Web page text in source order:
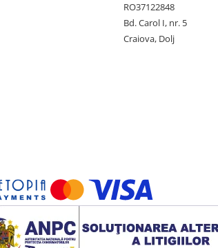
RO37122848
Bd. Carol I, nr. 5
Craiova, Dolj